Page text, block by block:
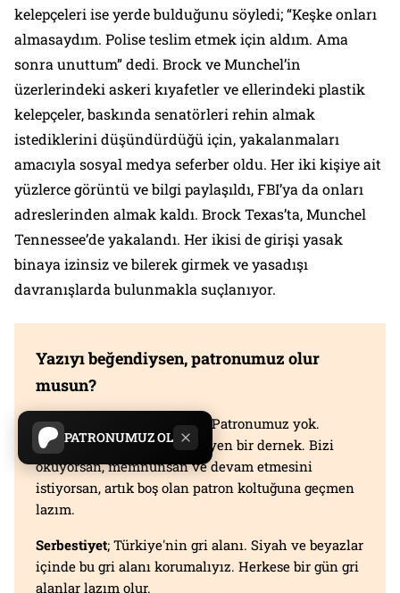
PATRONUMUZ OL
kelepçeleri ise yerde bulduğunu söyledi; “Keşke onları
almasaydım. Polise teslim etmek için aldım. Ama
sonra unuttum” dedi. Brock ve Munchel’in
üzerlerindeki askeri kıyafetler ve ellerindeki plastik
kelepçeler, baskında senatörleri rehin almak
istediklerini düşündürdüğü için, yakalanmaları
amacıyla sosyal medya seferber oldu. Her iki kişiye ait
yüzlerce görüntü ve bilgi paylaşıldı, FBI’ya da onları
adreslerinden almak kaldı. Brock Texas’ta, Munchel
Tennessee’de yakalandı. Her ikisi de girişi yasak
binaya izinsiz ve bilerek girmek ve yasadışı
davranışlarda bulunmakla suçlanıyor.
Yazıyı beğendiysen, patronumuz olur
musun?
Evet, çok ciddi bir teklif bu. Patronumuz yok.
Sahibimiz kar amacı gütmeyen bir dernek. Bizi
okuyorsan, memnunsan ve devam etmesini
istiyorsan, artık boş olan patron koltuğuna geçmen
lazım.
Serbestiyet; Türkiye'nin gri alanı. Siyah ve beyazlar
içinde bu gri alanı korumalıyız. Herkese bir gün gri
alanlar lazım olur.